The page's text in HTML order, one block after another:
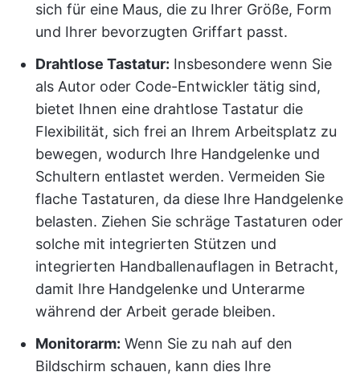
sich für eine Maus, die zu Ihrer Größe, Form
und Ihrer bevorzugten Griffart passt.
Drahtlose Tastatur: Insbesondere wenn Sie
als Autor oder Code-Entwickler tätig sind,
bietet Ihnen eine drahtlose Tastatur die
Flexibilität, sich frei an Ihrem Arbeitsplatz zu
bewegen, wodurch Ihre Handgelenke und
Schultern entlastet werden. Vermeiden Sie
flache Tastaturen, da diese Ihre Handgelenke
belasten. Ziehen Sie schräge Tastaturen oder
solche mit integrierten Stützen und
integrierten Handballenauflagen in Betracht,
damit Ihre Handgelenke und Unterarme
während der Arbeit gerade bleiben.
Monitorarm: Wenn Sie zu nah auf den
Bildschirm schauen, kann dies Ihre